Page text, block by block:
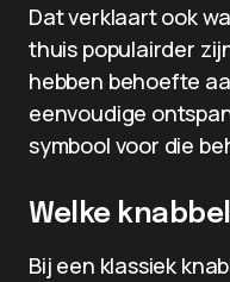
Dat verklaart ook
thuis populairder
hebben behoefte
eenvoudige
symbool voor die
Welke
Bij een klassiek